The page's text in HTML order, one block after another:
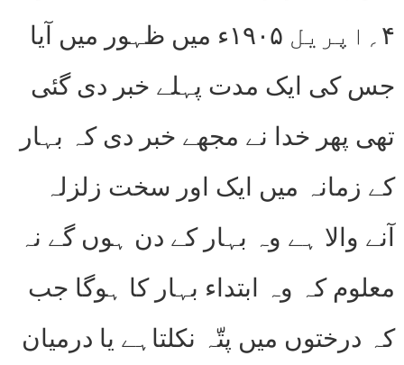
۴؍اپریل ۱۹۰۵ء میں ظہور میں آیا
جس کی ایک مدت پہلے خبر دی گئی
تھی پھر خدا نے مجھے خبر دی کہ بہار
کے زمانہ میں ایک اور سخت زلزلہ
آنے والا ہے وہ بہار کے دن ہوں گے نہ
معلوم کہ وہ ابتداء بہار کا ہوگا جب
کہ درختوں میں پتّہ نکلتاہے یا درمیان